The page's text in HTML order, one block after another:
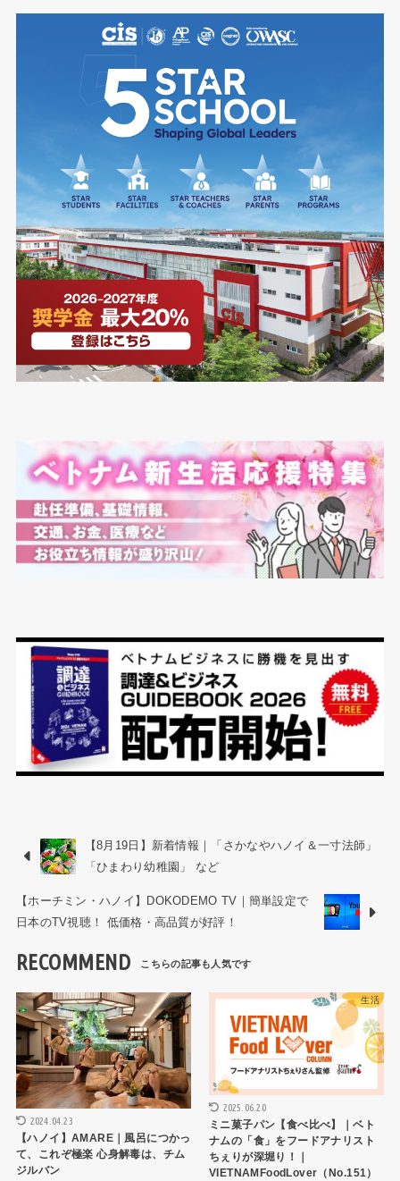
【8月19日】新着情報｜「さかなやハノイ＆一寸法師」
「ひまわり幼稚園」 など
【ホーチミン・ハノイ】DOKODEMO TV｜簡単設定で
日本のTV視聴！ 低価格・高品質が好評！
RECOMMEND
生活
2024.04.23
【ハノイ】AMARE｜風呂につかっ
て、これぞ極楽 心身解毒は、チム
ジルバン
生活
2025.06.20
ミニ菓子パン【食べ比べ】｜ベト
ナムの「食」をフードアナリスト
ちぇりが深堀り！｜
VIETNAMFoodLover（No.151）